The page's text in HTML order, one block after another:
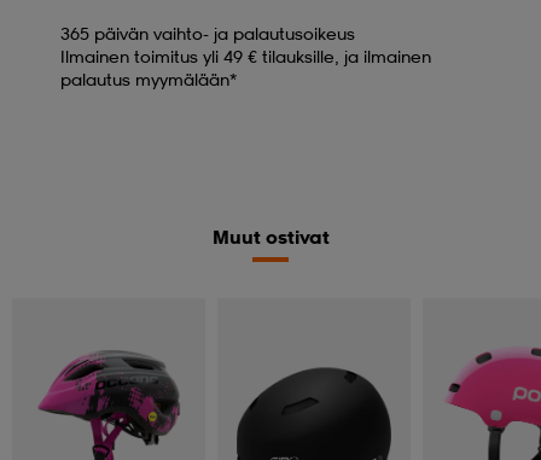
365 päivän vaihto- ja palautusoikeus
Ilmainen toimitus yli 49 € tilauksille, ja ilmainen
palautus myymälään*
Muut ostivat